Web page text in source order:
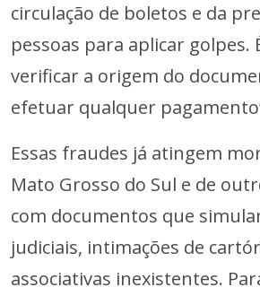
circulação de boletos e da
pessoas para aplicar golpes.
verificar a origem do
efetuar qualquer
Essas fraudes já atingem
Mato Grosso do Sul e de
com documentos que
judiciais, intimações de
associativas inexistentes.